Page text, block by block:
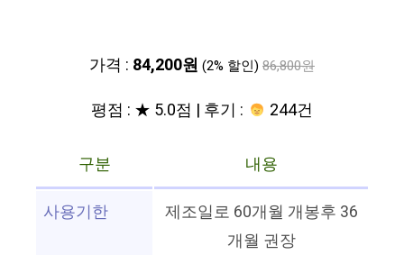
가격 : 84,200원 (2% 할인) 86,800원
평점 : ★ 5.0점 | 후기 : 244건
구분
내용
사용기한
제조일로 60개월 개봉후 36
개월 권장